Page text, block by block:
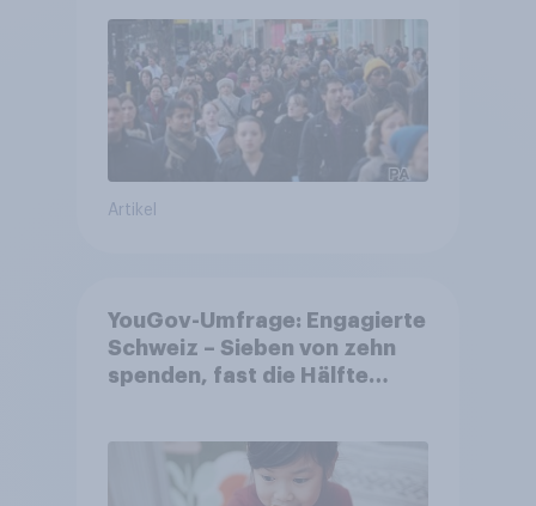
Artikel
YouGov-Umfrage: Engagierte
Schweiz – Sieben von zehn
spenden, fast die Hälfte